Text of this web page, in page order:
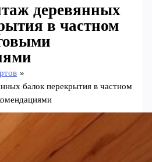
деревянных
в частном
балок перекрытия в частном